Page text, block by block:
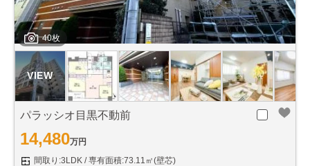
40枚
パラッシオ目黒不動前
14,480万円
間取り:3LDK
専有面積:73.11㎡(壁芯)